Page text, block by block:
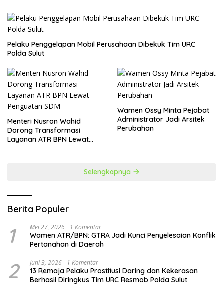
​Pelaku Penggelapan Mobil Perusahaan Dibekuk Tim URC
Polda Sulut
​Menteri Nusron Wahid
Dorong Transformasi
Layanan ATR BPN Lewat
Wamen Ossy Minta Pejabat
Administrator Jadi Arsitek
Perubahan
Selengkapnya
Berita Populer
1 Mei 27, 2026 1 Komentar
Wamen ATR/BPN: GTRA Jadi Kunci Penyelesaian Konflik
Pertanahan di Daerah
2 Juni 3, 2026 1 Komentar
13 Remaja Pelaku Prostitusi Daring dan Kekerasan
Berhasil Diringkus Tim URC Resmob Polda Sulut